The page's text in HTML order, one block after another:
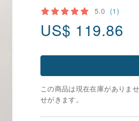
5.0 (1)
US$ 119.86
この商品は現在在庫がありま
せがきます。